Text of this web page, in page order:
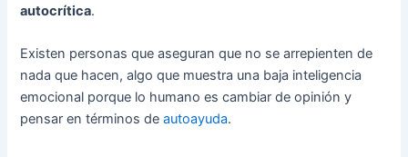
autocrítica.
Existen personas que aseguran que no se arrepienten de
nada que hacen, algo que muestra una baja inteligencia
emocional porque lo humano es cambiar de opinión y
pensar en términos deautoayuda.